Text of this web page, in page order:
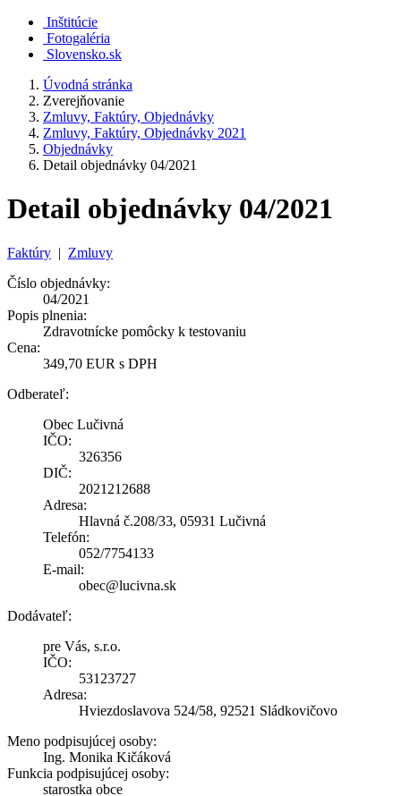
Inštitúcie
Fotogaléria
Slovensko.sk
Úvodná stránka
Zverejňovanie
Zmluvy, Faktúry, Objednávky
Zmluvy, Faktúry, Objednávky 2021
Objednávky
Detail objednávky 04/2021
Detail objednávky 04/2021
Faktúry | Zmluvy
Číslo objednávky:
04/2021
Popis plnenia:
Zdravotnícke pomôcky k testovaniu
Cena:
349,70 EUR s DPH
Odberateľ:
Obec Lučivná
IČO:
326356
DIČ:
2021212688
Adresa:
Hlavná č.208/33, 05931 Lučivná
Telefón:
052/7754133
E-mail:
obec@lucivna.sk
Dodávateľ:
pre Vás, s.r.o.
IČO:
53123727
Adresa:
Hviezdoslavova 524/58, 92521 Sládkovičovo
Meno podpisujúcej osoby:
Ing. Monika Kičáková
Funkcia podpisujúcej osoby:
starostka obce